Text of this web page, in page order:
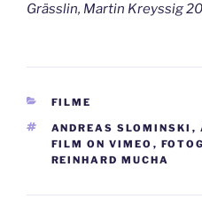
Grässlin, Martin Kreyssig
KATEGORIEN
FILME
SCHLAGWÖRTER
ANDREAS SLOMINSKI ,
FILM ON VIMEO ,
REINHARD MUCHA